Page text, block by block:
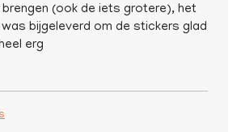
brengen (ook de iets grotere), het
bijgeleverd om de stickers glad
erg